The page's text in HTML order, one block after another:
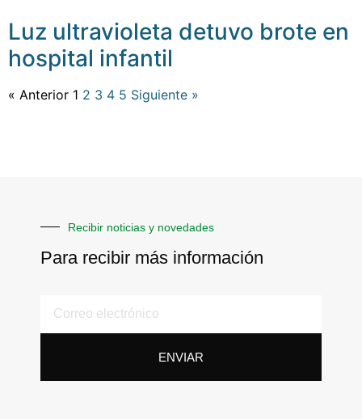
Luz ultravioleta detuvo brote en
hospital infantil
« Anterior 1 2 3 4 5 Siguiente »
Recibir noticias y novedades
Para recibir más información
ENVIAR